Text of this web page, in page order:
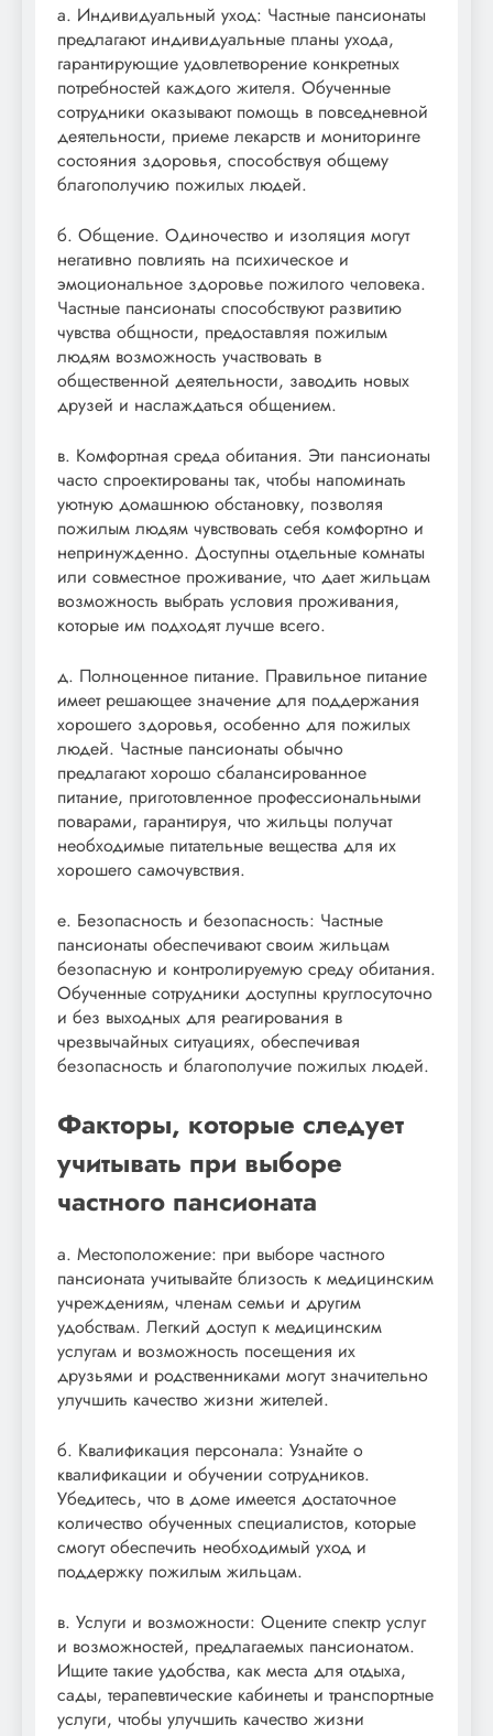
а. Индивидуальный уход: Частные пансионаты
предлагают индивидуальные планы ухода,
гарантирующие удовлетворение конкретных
потребностей каждого жителя. Обученные
сотрудники оказывают помощь в повседневной
деятельности, приеме лекарств и мониторинге
состояния здоровья, способствуя общему
благополучию пожилых людей.
б. Общение. Одиночество и изоляция могут
негативно повлиять на психическое и
эмоциональное здоровье пожилого человека.
Частные пансионаты способствуют развитию
чувства общности, предоставляя пожилым
людям возможность участвовать в
общественной деятельности, заводить новых
друзей и наслаждаться общением.
в. Комфортная среда обитания. Эти пансионаты
часто спроектированы так, чтобы напоминать
уютную домашнюю обстановку, позволяя
пожилым людям чувствовать себя комфортно и
непринужденно. Доступны отдельные комнаты
или совместное проживание, что дает жильцам
возможность выбрать условия проживания,
которые им подходят лучше всего.
д. Полноценное питание. Правильное питание
имеет решающее значение для поддержания
хорошего здоровья, особенно для пожилых
людей. Частные пансионаты обычно
предлагают хорошо сбалансированное
питание, приготовленное профессиональными
поварами, гарантируя, что жильцы получат
необходимые питательные вещества для их
хорошего самочувствия.
е. Безопасность и безопасность: Частные
пансионаты обеспечивают своим жильцам
безопасную и контролируемую среду обитания.
Обученные сотрудники доступны круглосуточно
и без выходных для реагирования в
чрезвычайных ситуациях, обеспечивая
безопасность и благополучие пожилых людей.
Факторы, которые следует
учитывать при выборе
частного пансионата
а. Местоположение: при выборе частного
пансионата учитывайте близость к медицинским
учреждениям, членам семьи и другим
удобствам. Легкий доступ к медицинским
услугам и возможность посещения их
друзьями и родственниками могут значительно
улучшить качество жизни жителей.
б. Квалификация персонала: Узнайте о
квалификации и обучении сотрудников.
Убедитесь, что в доме имеется достаточное
количество обученных специалистов, которые
смогут обеспечить необходимый уход и
поддержку пожилым жильцам.
в. Услуги и возможности: Оцените спектр услуг
и возможностей, предлагаемых пансионатом.
Ищите такие удобства, как места для отдыха,
сады, терапевтические кабинеты и транспортные
услуги, чтобы улучшить качество жизни